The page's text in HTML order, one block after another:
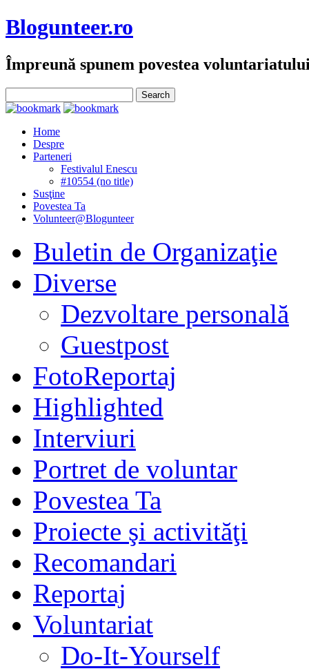
Blogunteer.ro
Împreună spunem povestea
Home
Despre
Parteneri
Festivalul Enescu
#10554 (no title)
Susţine
Povestea Ta
Volunteer@Blogunteer
Buletin de Organizaţie
Diverse
Dezvoltare personală
Guestpost
FotoReportaj
Highlighted
Interviuri
Portret de voluntar
Povestea Ta
Proiecte şi activităţi
Recomandari
Reportaj
Voluntariat
Do-It-Yourself